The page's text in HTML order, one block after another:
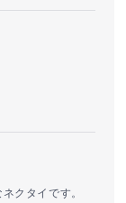
クタイです。